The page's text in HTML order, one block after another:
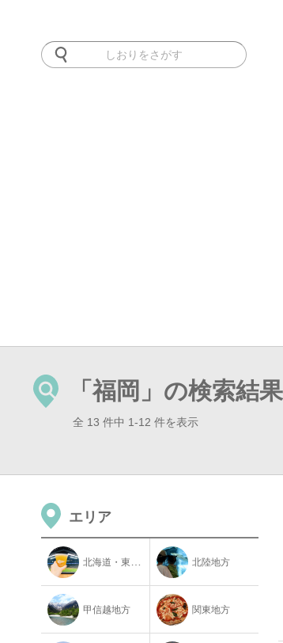
「福岡」の検索結果
全 13 件中 1-12 件を表示
エリア
北海道・東北地方 北陸地方
甲信越地方 関東地方